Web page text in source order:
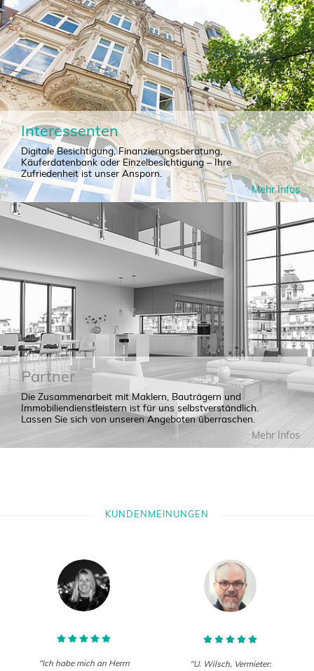
Interessenten
Digitale Besichtigung, Finanzierungsberatung,
Käuferdatenbank oder Einzelbesichtigung – Ihre
Zufriedenheit ist unser Ansporn.
Mehr Infos
Partner
Die Zusammenarbeit mit Maklern, Bauträgern und
Immobiliendienstleistern ist für uns selbstverständlich.
Lassen Sie sich von unseren Angeboten überraschen.
Mehr Infos
KUNDENMEINUNGEN
"Ich habe mich an Herrn
"U. Wilsch, Vermieter: